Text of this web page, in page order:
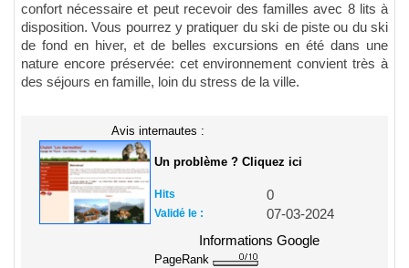
confort nécessaire et peut recevoir des familles avec 8 lits à
disposition. Vous pourrez y pratiquer du ski de piste ou du ski
de fond en hiver, et de belles excursions en été dans une
nature encore préservée: cet environnement convient très à
des séjours en famille, loin du stress de la ville.
Avis internautes :
Un problème ? Cliquez ici
Hits 0
Validé le :
07-03-2024
Informations Google
PageRank